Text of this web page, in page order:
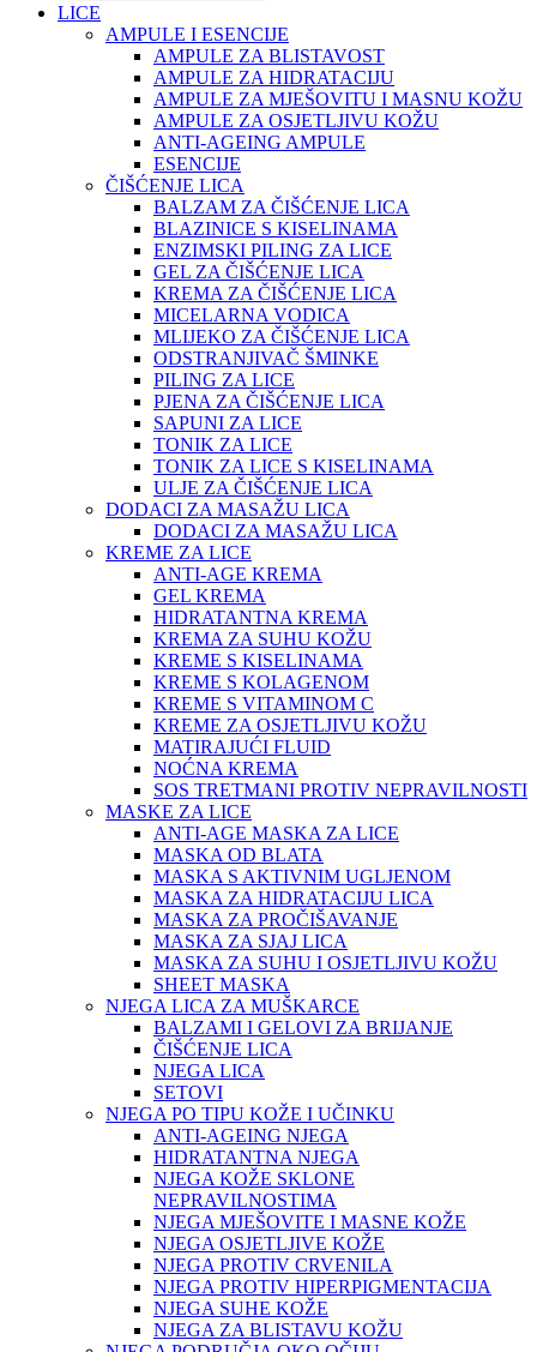
LICE
AMPULE I ESENCIJE
AMPULE ZA BLISTAVOST
AMPULE ZA HIDRATACIJU
AMPULE ZA MJEŠOVITU I MASNU KOŽU
AMPULE ZA OSJETLJIVU KOŽU
ANTI-AGEING AMPULE
ESENCIJE
ČIŠĆENJE LICA
BALZAM ZA ČIŠĆENJE LICA
BLAZINICE S KISELINAMA
ENZIMSKI PILING ZA LICE
GEL ZA ČIŠĆENJE LICA
KREMA ZA ČIŠĆENJE LICA
MICELARNA VODICA
MLIJEKO ZA ČIŠĆENJE LICA
ODSTRANJIVAČ ŠMINKE
PILING ZA LICE
PJENA ZA ČIŠĆENJE LICA
SAPUNI ZA LICE
TONIK ZA LICE
TONIK ZA LICE S KISELINAMA
ULJE ZA ČIŠĆENJE LICA
DODACI ZA MASAŽU LICA
DODACI ZA MASAŽU LICA
KREME ZA LICE
ANTI-AGE KREMA
GEL KREMA
HIDRATANTNA KREMA
KREMA ZA SUHU KOŽU
KREME S KISELINAMA
KREME S KOLAGENOM
KREME S VITAMINOM C
KREME ZA OSJETLJIVU KOŽU
MATIRAJUĆI FLUID
NOĆNA KREMA
SOS TRETMANI PROTIV NEPRAVILNOSTI
MASKE ZA LICE
ANTI-AGE MASKA ZA LICE
MASKA OD BLATA
MASKA S AKTIVNIM UGLJENOM
MASKA ZA HIDRATACIJU LICA
MASKA ZA PROČIŠAVANJE
MASKA ZA SJAJ LICA
MASKA ZA SUHU I OSJETLJIVU KOŽU
SHEET MASKA
NJEGA LICA ZA MUŠKARCE
BALZAMI I GELOVI ZA BRIJANJE
ČIŠĆENJE LICA
NJEGA LICA
SETOVI
NJEGA PO TIPU KOŽE I UČINKU
ANTI-AGEING NJEGA
HIDRATANTNA NJEGA
NJEGA KOŽE SKLONE
NEPRAVILNOSTIMA
NJEGA MJEŠOVITE I MASNE KOŽE
NJEGA OSJETLJIVE KOŽE
NJEGA PROTIV CRVENILA
NJEGA PROTIV HIPERPIGMENTACIJA
NJEGA SUHE KOŽE
NJEGA ZA BLISTAVU KOŽU